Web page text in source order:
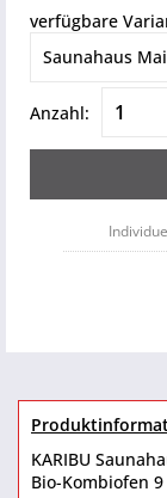
verfügbare
Anzahl:
KARIBU
Bio-Kombiofen